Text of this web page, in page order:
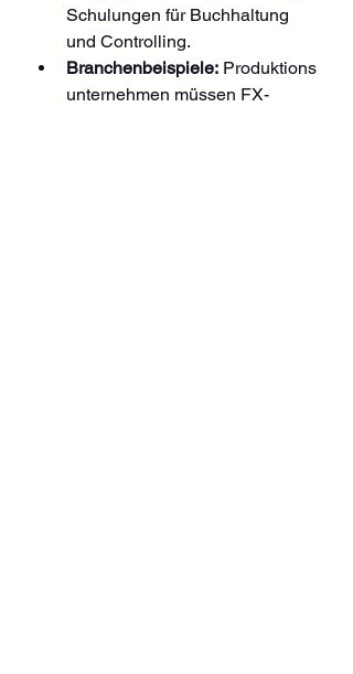
Schulungen für Buchhaltung
und Controlling.
Branchenbeispiele: Produktions
unternehmen müssen FX-